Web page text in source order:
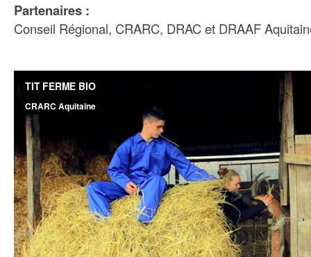
Partenaires :
Conseil Régional, CRARC, DRAC et DRAAF